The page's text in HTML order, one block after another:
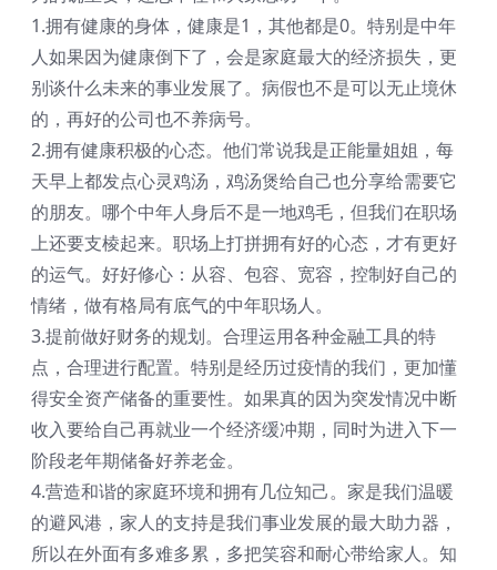
1.拥有健康的身体，健康是1，其他都是0。特别是中年
人如果因为健康倒下了，会是家庭最大的经济损失，更
别谈什么未来的事业发展了。病假也不是可以无止境休
的，再好的公司也不养病号。
2.拥有健康积极的心态。他们常说我是正能量姐姐，每
天早上都发点心灵鸡汤，鸡汤煲给自己也分享给需要它
的朋友。哪个中年人身后不是一地鸡毛，但我们在职场
上还要支棱起来。职场上打拼拥有好的心态，才有更好
的运气。好好修心：从容、包容、宽容，控制好自己的
情绪，做有格局有底气的中年职场人。
3.提前做好财务的规划。合理运用各种金融工具的特
点，合理进行配置。特别是经历过疫情的我们，更加懂
得安全资产储备的重要性。如果真的因为突发情况中断
收入要给自己再就业一个经济缓冲期，同时为进入下一
阶段老年期储备好养老金。
4.营造和谐的家庭环境和拥有几位知己。家是我们温暖
的避风港，家人的支持是我们事业发展的最大助力器，
所以在外面有多难多累，多把笑容和耐心带给家人。知